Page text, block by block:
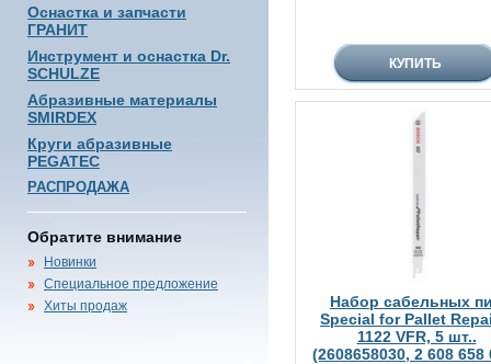
Оснастка и запчасти
ГРАНИТ
Инструмент и оснастка Dr.
SCHULZE
Абразивные материалы
SMIRDEX
Круги абразивные
PEGATEC
РАСПРОДАЖА
Обратите внимание
Новинки
Специальное предложение
Хиты продаж
Набор сабельных
Special for Pallet
1122 VFR, 5 шт..
(2608658030, 2 608 658